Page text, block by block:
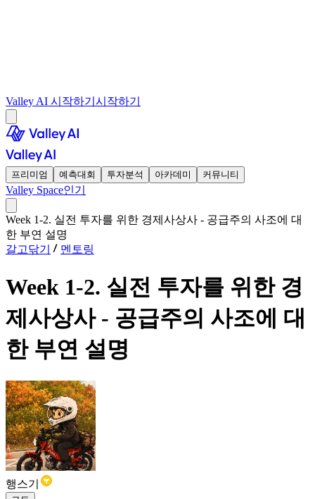
Valley AI 시작하기 시작하기
프리미엄 예측대회 투자분석 아카데미 커뮤니티
Valley Space인기
Week 1-2. 실전 투자를 위한 경제사상사 - 공급주의 사조에 대
한 부연 설명
갈고닦기
멘토링
Week 1-2. 실전 투자를 위한 경
제사상사 - 공급주의 사조에 대
한 부연 설명
행스기